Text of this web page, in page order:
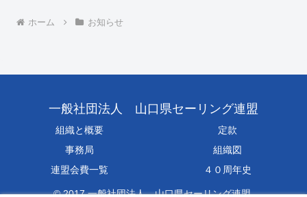
ホーム お知らせ
一般社団法人 山口県セーリング連盟
組織と概要
定款
事務局
組織図
連盟会費一覧
４０周年史
© 2017 一般社団法人 山口県セーリング連盟.